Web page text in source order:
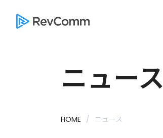
ニュース
HOME ニュース